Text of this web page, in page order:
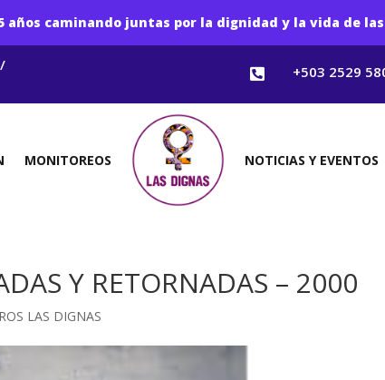
años caminando juntas por la dignidad y la vida de
 +503 2529
MONITOREOS NOTICIAS Y EVENTOS
Y RETORNADAS – 2000
LAS DIGNAS